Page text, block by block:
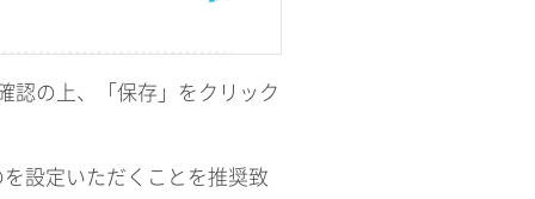
認の上、「保存」をクリック
設定いただくことを推奨致